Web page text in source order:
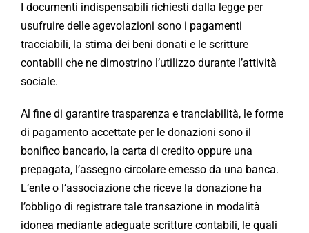
I documenti indispensabili richiesti dalla legge per
usufruire delle agevolazioni sono i pagamenti
tracciabili, la stima dei beni donati e le scritture
contabili che ne dimostrino l’utilizzo durante l’attività
sociale.
Al fine di garantire trasparenza e tranciabilità, le forme
di pagamento accettate per le donazioni sono il
bonifico bancario, la carta di credito oppure una
prepagata, l’assegno circolare emesso da una banca.
L’ente o l’associazione che riceve la donazione ha
l’obbligo di registrare tale transazione in modalità
idonea mediante adeguate scritture contabili, le quali